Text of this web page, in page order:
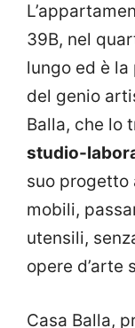
39B, nel
lungo ed è
del genio
Balla, che lo
studio-
suo
mobili,
utensili,
opere d’arte
Casa Balla,